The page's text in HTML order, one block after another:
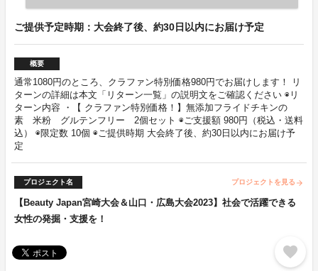
ご提供予定時期：大会終了後、約30日以内にお届け予定
概要
通常1080円のところ、クラファン特別価格980円でお届けします！ リ
ターンの詳細は本文「リターン一覧」の説明文をご確認ください ◉リ
ターン内容 ・【 クラファン特別価格！】無添加フライドチキンの
素 米粉 グルテンフリー 2個セット ◉ご支援額 980円（税込・送料
込） ◉限定数 10個 ◉ご提供時期 大会終了後、約30日以内にお届け予
定
プロジェクト名 プロジェクトを見る arrow_forward
【Beauty Japan宮崎大会＆山口・広島大会2023】社会で活躍できる
女性の発掘・支援を！
favorite